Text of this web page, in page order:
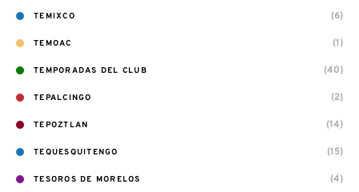
TEMIXCO (6)
TEMOAC (1)
TEMPORADAS DEL CLUB (40)
TEPALCINGO (2)
TEPOZTLAN (14)
TEQUESQUITENGO (15)
TESOROS DE MORELOS (4)